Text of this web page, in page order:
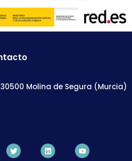
Molina de Segura (Murcia)